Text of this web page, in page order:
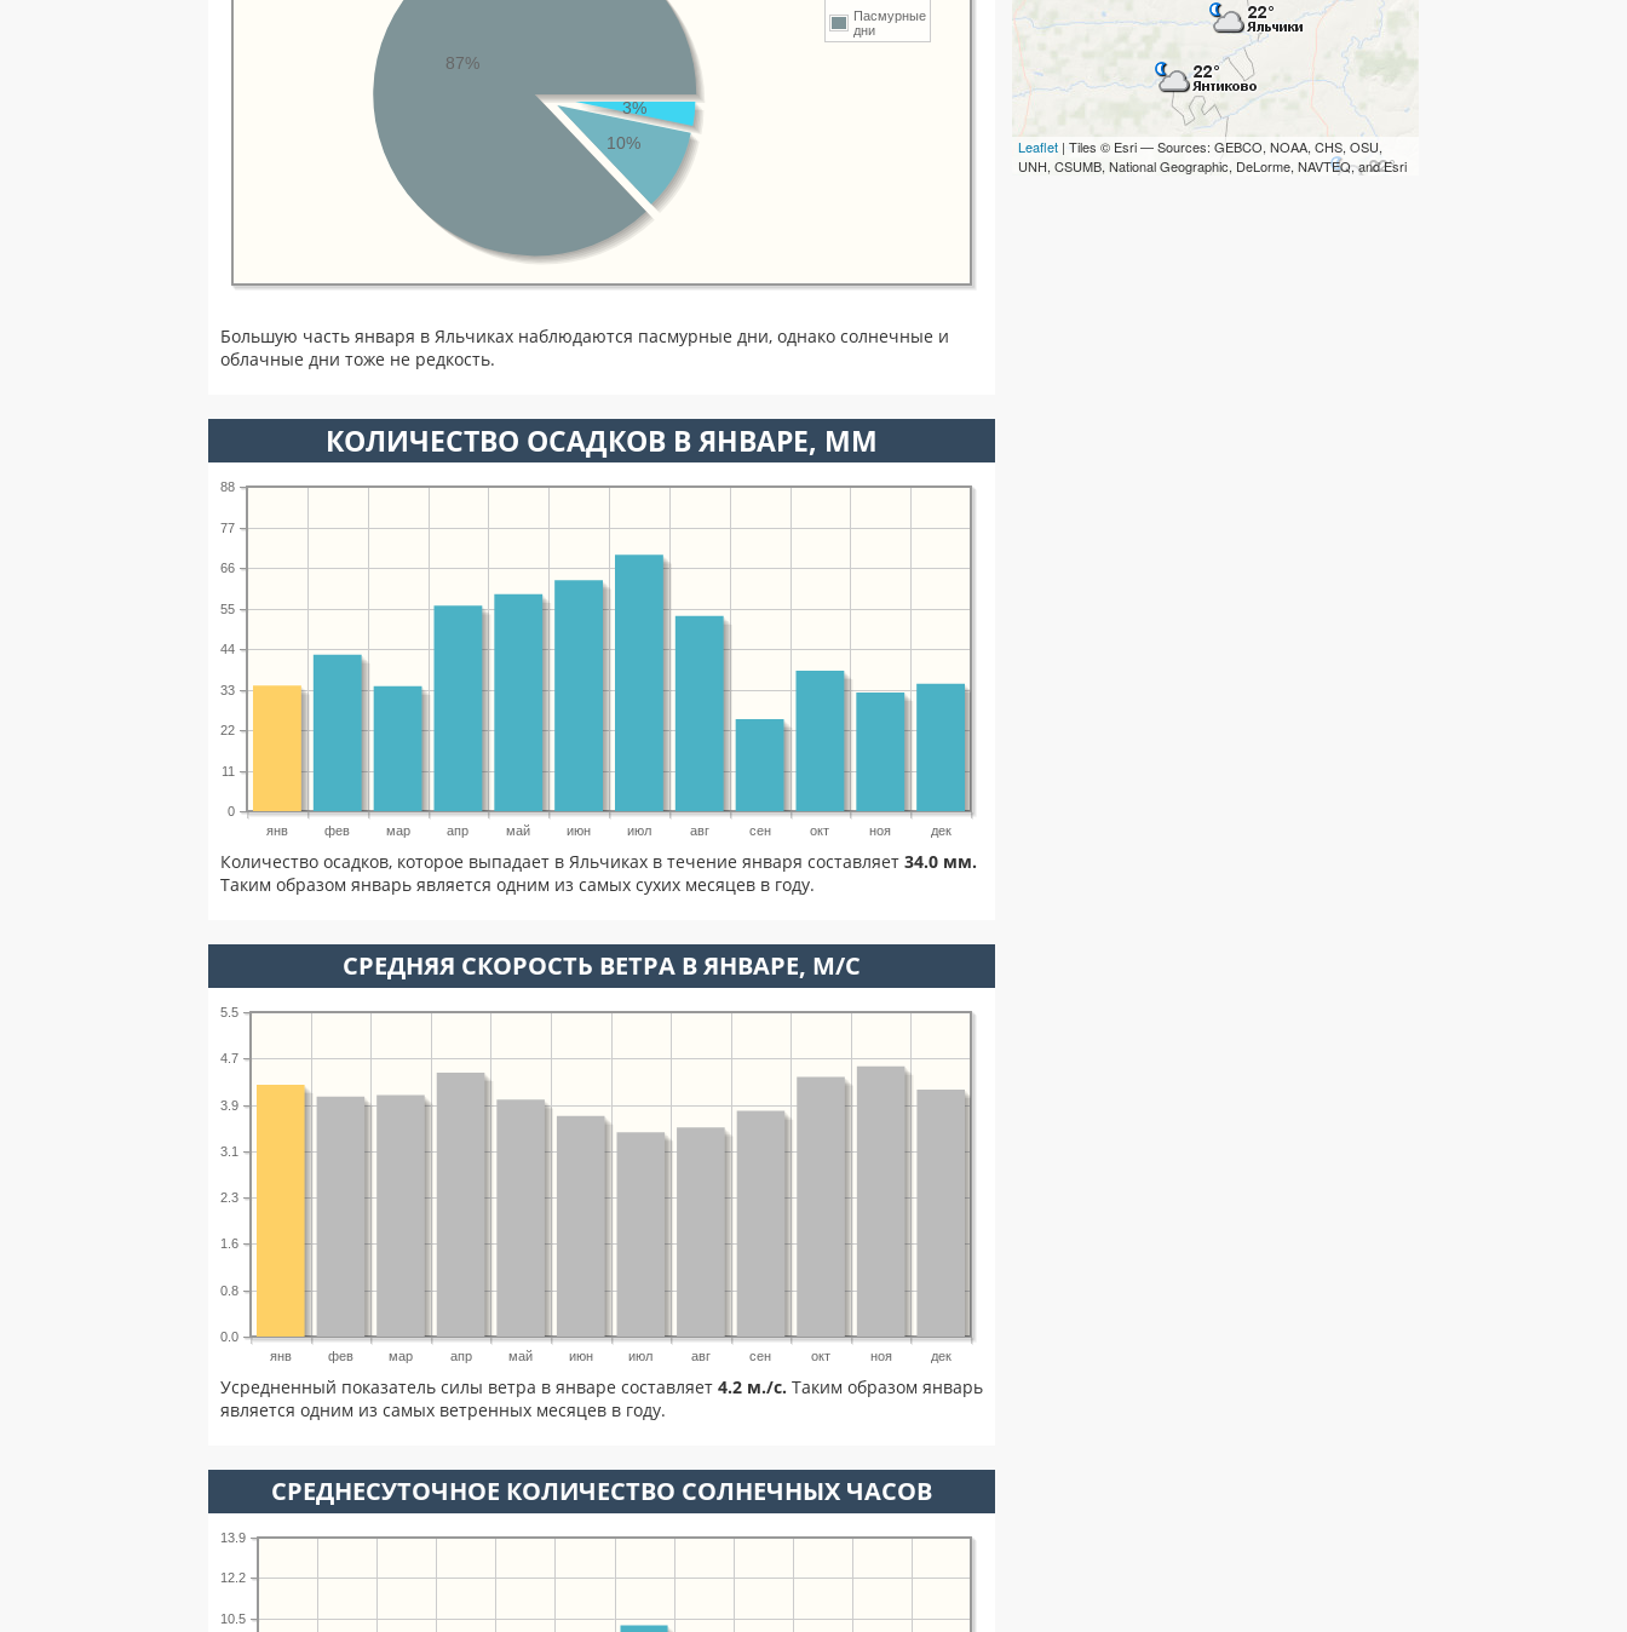
Пасмурные
дни
3%
10%
87%
Большую часть января в Яльчиках наблюдаются пасмурные дни, однако солнечные и
облачные дни тоже не редкость.
КОЛИЧЕСТВО ОСАДКОВ В ЯНВАРЕ, ММ
янв фев мар апр май июн июл авг сен окт ноя дек
0
11
22
33
44
55
66
77
88
Количество осадков, которое выпадает в Яльчиках в течение января составляет 34.0 мм.
Таким образом январь является одним из самых сухих месяцев в году.
СРЕДНЯЯ СКОРОСТЬ ВЕТРА В ЯНВАРЕ, М/С
янв фев мар апр май июн июл авг сен окт ноя дек
0.0
0.8
1.6
2.3
3.1
3.9
4.7
5.5
Усредненный показатель силы ветра в январе составляет 4.2 м./с. Таким образом январь
является одним из самых ветренных месяцев в году.
СРЕДНЕСУТОЧНОЕ КОЛИЧЕСТВО СОЛНЕЧНЫХ ЧАСОВ
10.5
12.2
13.9
Leaflet | Tiles © Esri — Sources: GEBCO, NOAA, CHS, OSU,
UNH, CSUMB, National Geographic, DeLorme, NAVTEQ, and Esri